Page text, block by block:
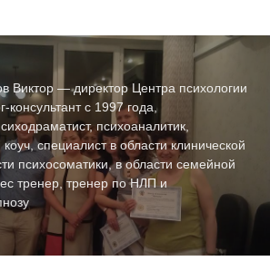
Виктор — директор Центра психологии
консультант с 1997 года,
психоаналитик,
специалист в области клинической
психосоматики, в области семейной
тренер, тренер по НЛП и